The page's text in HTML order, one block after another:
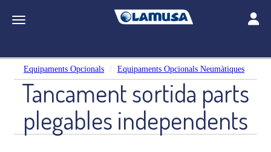
Toggle navigation
Equipaments Opcionals Equipaments Opcionals Neumàtiques
Tancament sortida parts
plegables independents